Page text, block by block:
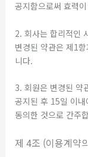
공지함으로써 효력
2. 회사는 합리적인
변경된 약관은 제1
니다.
3. 회원은 변경된 약
공지된 후 15일 이
동의한 것으로 간주
제 4조 (이용계약